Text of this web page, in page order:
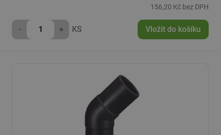
156,20 Kč bez DPH
- + KS Vložit do košíku